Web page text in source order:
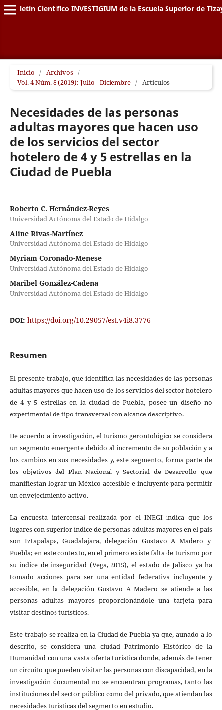
Boletín Científico INVESTIGIUM de la Escuela Superior de
Inicio / Archivos /
Vol. 4 Núm. 8 (2019): Julio - Diciembre / Artículos
Necesidades de las personas
adultas mayores que hacen uso
de los servicios del sector
hotelero de 4 y 5 estrellas en la
Ciudad de Puebla
Roberto C. Hernández-Reyes
Universidad Autónoma del Estado de Hidalgo
Aline Rivas-Martínez
Universidad Autónoma del Estado de Hidalgo
Myriam Coronado-Menese
Universidad Autónoma del Estado de Hidalgo
Maribel González-Cadena
Universidad Autónoma del Estado de Hidalgo
DOI: https://doi.org/10.29057/est.v4i8.3776
Resumen
El presente trabajo, que identifica las necesidades de las personas
adultas mayores que hacen uso de los servicios del sector hotelero
de 4 y 5 estrellas en la ciudad de Puebla, posee un diseño no
experimental de tipo transversal con alcance descriptivo.
De acuerdo a investigación, el turismo gerontológico se considera
un segmento emergente debido al incremento de su población y a
los cambios en sus necesidades y, este segmento, forma parte de
los objetivos del Plan Nacional y Sectorial de Desarrollo que
manifiestan lograr un México accesible e incluyente para permitir
un envejecimiento activo.
La encuesta intercensal realizada por el INEGI indica que los
lugares con superior índice de personas adultas mayores en el país
son Iztapalapa, Guadalajara, delegación Gustavo A Madero y
Puebla; en este contexto, en el primero existe falta de turismo por
su índice de inseguridad (Vega, 2015), el estado de Jalisco ya ha
tomado acciones para ser una entidad federativa incluyente y
accesible, en la delegación Gustavo A Madero se atiende a las
personas adultas mayores proporcionándole una tarjeta para
visitar destinos turísticos.
Este trabajo se realiza en la Ciudad de Puebla ya que, aunado a lo
descrito, se considera una ciudad Patrimonio Histórico de la
Humanidad con una vasta oferta turística donde, además de tener
un circuito que pueden visitar las personas con discapacidad, en la
investigación documental no se encuentran programas, tanto las
instituciones del sector público como del privado, que atiendan las
necesidades turísticas del segmento en estudio.